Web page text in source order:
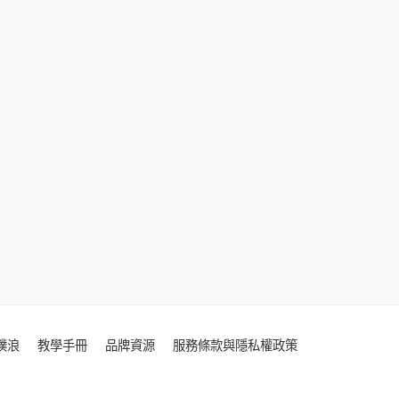
浪 教學手冊 品牌資源 服務條款與隱私權政策